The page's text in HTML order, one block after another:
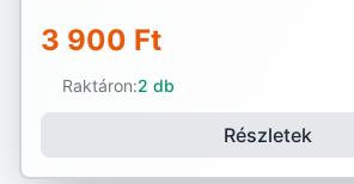
3 900 Ft
Raktáron:2 db
Részletek